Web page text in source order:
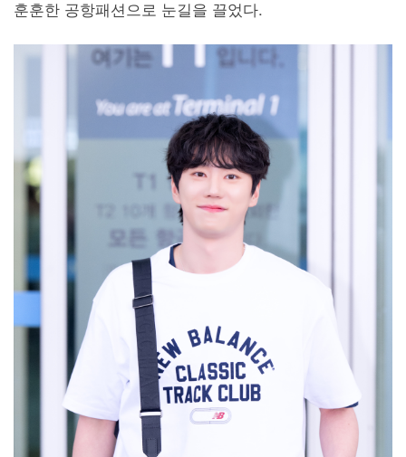
훈훈한 공항패션으로 눈길을 끌었다.